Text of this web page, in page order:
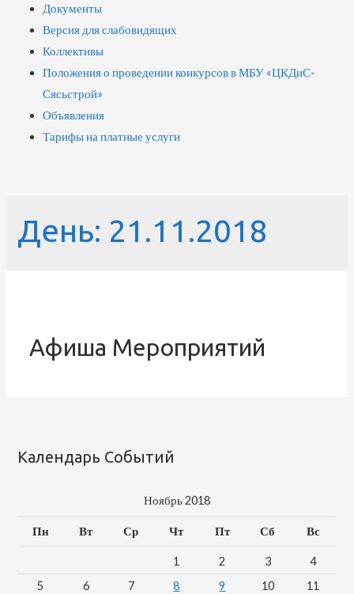
Документы
Версия для слабовидящих
Коллективы
Положения о проведении конкурсов в МБУ «ЦКДиС-
Сясьстрой»
Объявления
Тарифы на платные услуги
День: 21.11.2018
Афиша Мероприятий
Календарь Событий
Ноябрь 2018
Пн Вт Ср Чт Пт Сб Вс
1 2 3
4
5
6 7 8 9 10
11